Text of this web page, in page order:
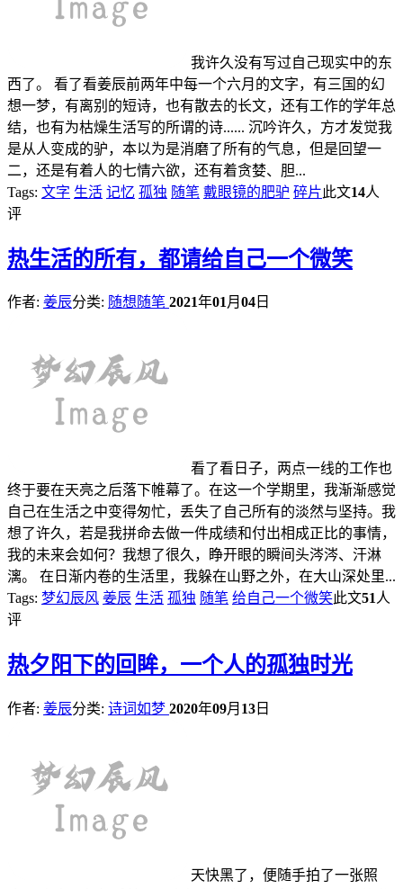
我许久没有写过自己现实中的东
西了。 看了看姜辰前两年中每一个六月的文字，有三国的幻
想一梦，有离别的短诗，也有散去的长文，还有工作的学年总
结，也有为枯燥生活写的所谓的诗...... 沉吟许久，方才发觉我
是从人变成的驴，本以为是消磨了所有的气息，但是回望一
二，还是有着人的七情六欲，还有着贪婪、胆...
Tags: 文字 生活 记忆 孤独 随笔 戴眼镜的肥驴 碎片此文14人
评
热生活的所有，都请给自己一个微笑
作者: 姜辰分类: 随想随笔 2021年01月 04 日
看了看日子，两点一线的工作也
终于要在天亮之后落下帷幕了。在这一个学期里，我渐渐感觉
自己在生活之中变得匆忙，丢失了自己所有的淡然与坚持。我
想了许久，若是我拼命去做一件成绩和付出相成正比的事情，
我的未来会如何？我想了很久，睁开眼的瞬间头涔涔、汗淋
漓。 在日渐内卷的生活里，我躲在山野之外，在大山深处里...
Tags: 梦幻辰风 姜辰 生活 孤独 随笔 给自己一个微笑此文51人
评
热夕阳下的回眸，一个人的孤独时光
作者: 姜辰分类: 诗词如梦 2020年09月 13 日
天快黑了，便随手拍了一张照